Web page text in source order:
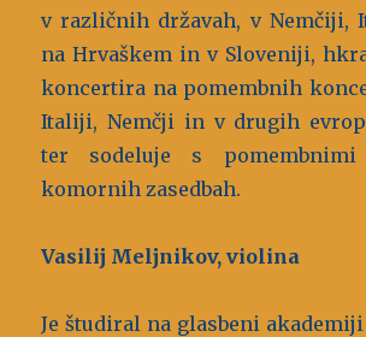
v različnih državah, v Nemčiji,
na Hrvaškem in v Sloveniji,
koncertira na pomembnih
Italiji, Nemčji in v drugih
ter sodeluje s
komornih zasedbah.
Vasilij Meljnikov, violina
Je študiral na glasbeni